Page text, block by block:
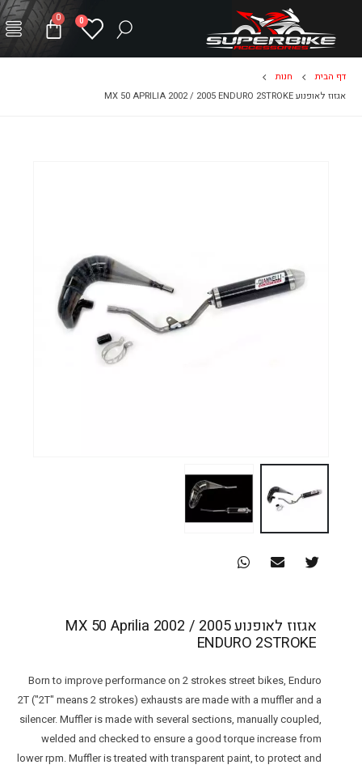
0
0
דף הבית
חנות
אגזוז לאופנוע MX 50 APRILIA 2002 / 2005 ENDURO 2STROKE
אגזוז לאופנוע MX 50 Aprilia 2002 / 2005
ENDURO 2STROKE
Born to improve performance on 2 strokes street bikes, Enduro
2T ("2T" means 2 strokes) exhausts are made with a muffler and a
silencer. Muffler is made with several sections, manually coupled,
welded and checked to ensure a good torque increase from
lower rpm. Muffler is treated with transparent paint, to protect and